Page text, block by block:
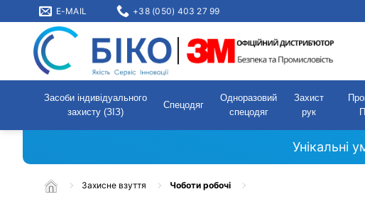
E-MAIL +38 (050) 403 27 99
Засоби індивідуального
захисту (ЗІЗ)
Спецодяг
Одноразовий
спецодяг
Захист
рук
Унікальні
Захисне взуття Чоботи робочі